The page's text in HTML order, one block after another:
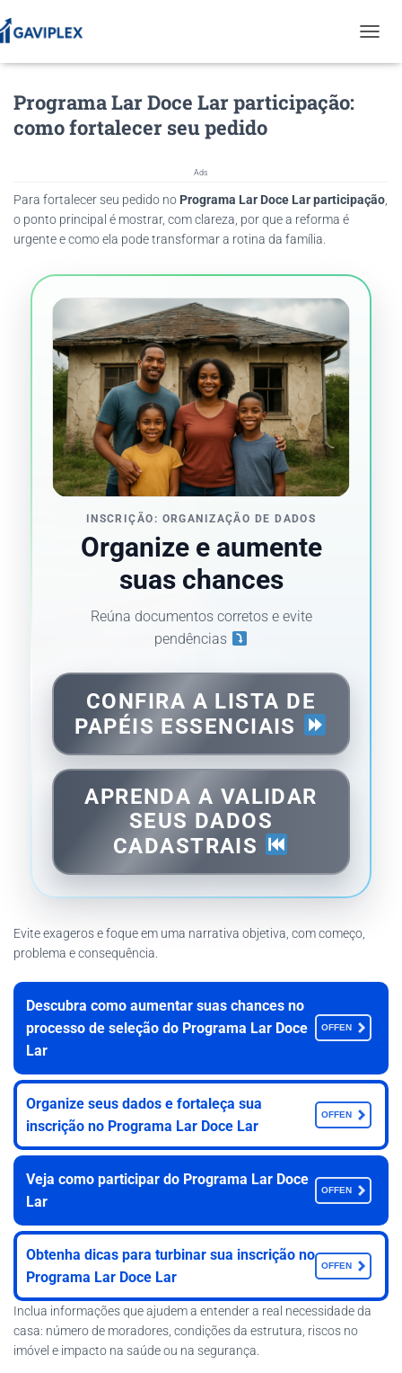
O
I
N
Programa Lar Doce Lar participação:
como fortalecer seu pedido
Ads
Para fortalecer seu pedido no Programa Lar Doce Lar participação
o ponto principal é mostrar, com clareza, por que a reforma é
urgente e como ela pode transformar a rotina da família.
INSCRIÇÃO: ORGANIZAÇÃO DE DADOS
Organize e aumente
suas chances
Reúna documentos corretos e evite
pendências
CONFIRA A LISTA DE
PAPÉIS ESSENCIAIS
APRENDA A VALIDAR
SEUS DADOS
CADASTRAIS
Evite exageros e foque em uma narrativa objetiva, com começo,
problema e consequência.
Descubra como aumentar suas chances no
processo de seleção do Programa Lar Doce
Lar
OFFEN
Organize seus dados e fortaleça sua
inscrição no Programa Lar Doce Lar
OFFEN
Veja como participar do Programa Lar Doce
Lar
OFFEN
Obtenha dicas para turbinar sua inscrição no
Programa Lar Doce Lar
OFFEN
Inclua informações que ajudem a entender a real necessidade da
casa: número de moradores, condições da estrutura, riscos no
imóvel e impacto na saúde ou na segurança.